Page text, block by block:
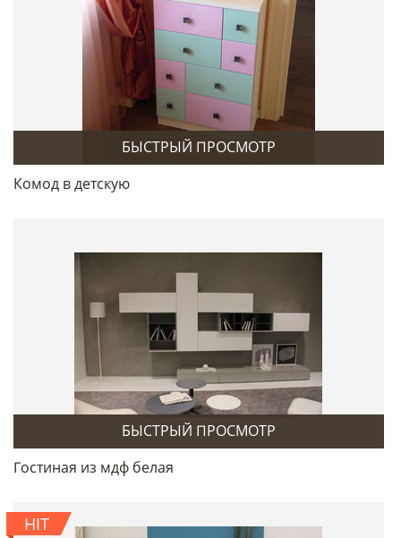
БЫСТРЫЙ ПРОСМОТР
Комод в детскую
БЫСТРЫЙ ПРОСМОТР
Гостиная из мдф белая
HIT